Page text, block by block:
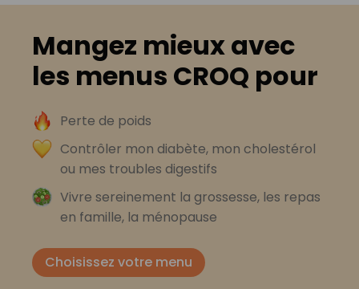
Mangez mieux avec
les menus CROQ pour
Perte de poids
Contrôler mon diabète, mon cholestérol
ou mes troubles digestifs
Vivre sereinement la grossesse, les repas
en famille, la ménopause
Choisissez votre menu